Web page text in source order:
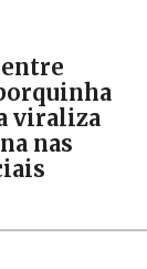
viraliza
nas